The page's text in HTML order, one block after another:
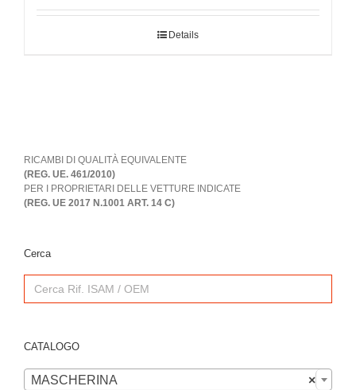
Details
RICAMBI DI QUALITÀ EQUIVALENTE
(REG. UE. 461/2010)
PER I PROPRIETARI DELLE VETTURE INDICATE
(REG. UE 2017 N.1001 ART. 14 C)
Cerca
Search
for:
CATALOGO
×
MASCHERINA